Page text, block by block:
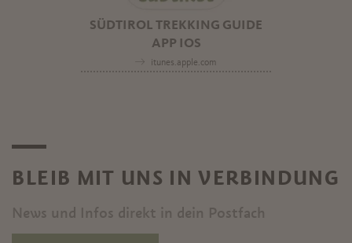
SÜDTIROL TREKKING GUIDE
APP IOS
itunes.apple.com
BLEIB MIT UNS IN VERBINDUNG
News und Infos direkt in dein Postfach